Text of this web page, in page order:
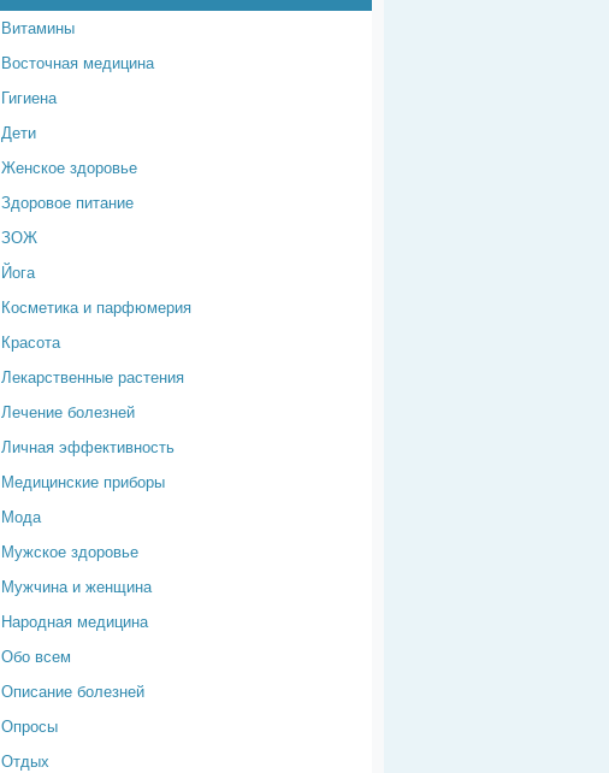
Витамины
Восточная медицина
Гигиена
Дети
Женское здоровье
Здоровое питание
ЗОЖ
Йога
Косметика и парфюмерия
Красота
Лекарственные растения
Лечение болезней
Личная эффективность
Медицинские приборы
Мода
Мужское здоровье
Мужчина и женщина
Народная медицина
Обо всем
Описание болезней
Опросы
Отдых